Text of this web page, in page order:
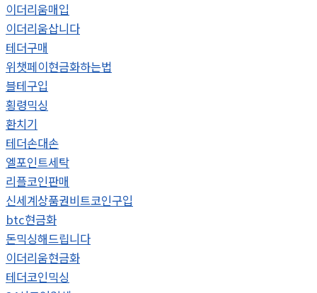
이더리움매입
이더리움삽니다
테더구매
위챗페이현금화하는법
블테구입
횡령믹싱
환치기
테더손대손
엘포인트세탁
리플코인판매
신세계상품권비트코인구입
btc현금화
돈믹싱해드립니다
이더리움현금화
테더코인믹싱